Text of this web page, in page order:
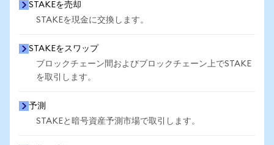
STAKEを売却
STAKEを現金に交換します。
STAKEをスワップ
ブロックチェーン間およびブロックチェーン上でSTAKE
を取引します。
予測
STAKEと暗号資産予測市場で取引します。